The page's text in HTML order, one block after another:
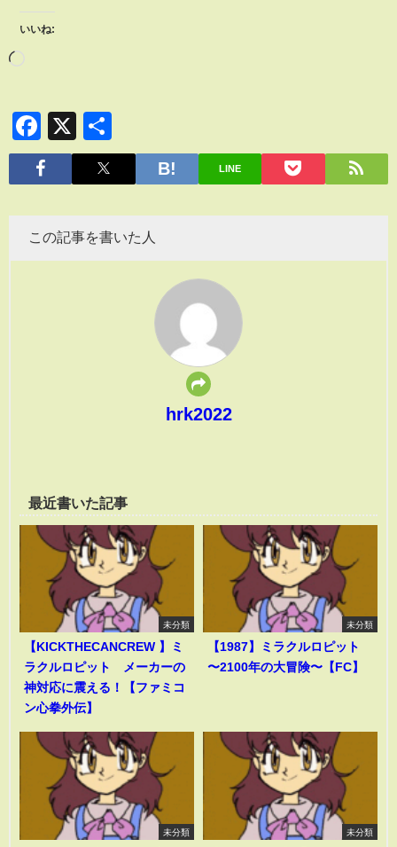
いいね:
Facebook
X
有
LINE
この記事を書いた人
hrk2022
最近書いた記事
未分類
【KICKTHECANCREW 】ミ
ラクルロピット メーカーの
神対応に震える！【ファミコ
ン心拳外伝】
未分類
【1987】ミラクルロピット
〜2100年の大冒険〜【FC】
未分類 未分類